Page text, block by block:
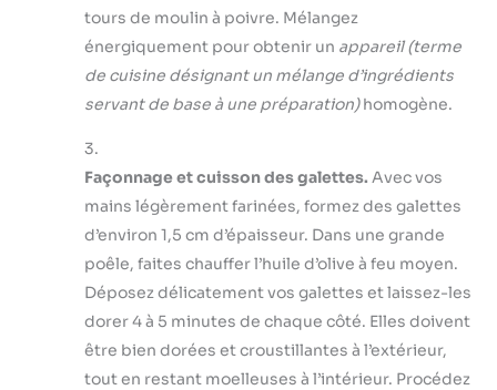
tours de moulin à poivre. Mélangez
énergiquement pour obtenir un appareil (terme
de cuisine désignant un mélange d’ingrédients
servant de base à une préparation)homogène.
3.
Façonnage et cuisson des galettes. Avec vos
mains légèrement farinées, formez des galettes
d’environ 1,5 cm d’épaisseur. Dans une grande
poêle, faites chauffer l’huile d’olive à feu moyen.
Déposez délicatement vos galettes et laissez-les
dorer 4 à 5 minutes de chaque côté. Elles doivent
être bien dorées et croustillantes à l’extérieur,
tout en restant moelleuses à l’intérieur. Procédez